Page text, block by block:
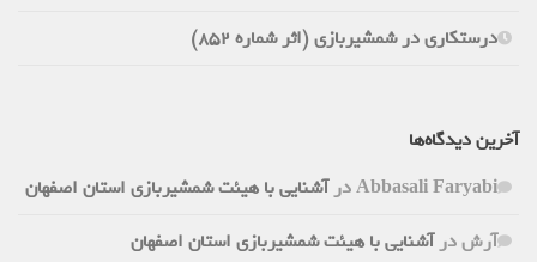
درستکاری در شمشیربازی (اثر شماره 852)
آخرین دیدگاه‌ها
Abbasali Faryabiدرآشنایی با هیئت شمشیربازی استان اصفهان
آرشدرآشنایی با هیئت شمشیربازی استان اصفهان